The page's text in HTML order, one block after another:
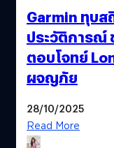
Garmin ทุบส
ประวัติการณ์
ตอบโจทย์
ผจญภัย
28/10/2025
Read More